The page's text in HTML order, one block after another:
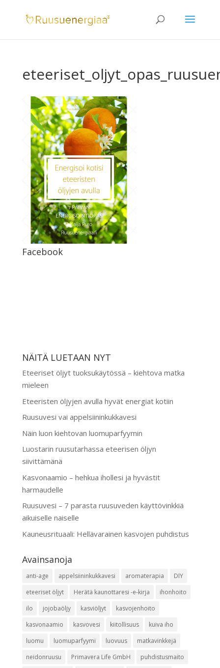
Facebook
NÄITÄ LUETAAN NYT
Eteeriset öljyt tuoksukäytössä – kiehtova matka
mieleen
Eteeristen öljyjen avulla hyvät energiat kotiin
Ruusuvesi vai appelsiininkukkavesi
Näin luon kiehtovan luomuparfyymin
Luostarin ruusutarhassa eteerisen öljyn
siivittämänä
Kasvonaamio – hehkua ihollesi ja hyvästit
harmaudelle
Ruusuvesi – 7 parasta ruusuveden käyttövinkkiä
aikuiselle naiselle
Kauneusrituaali: Hellävarainen kasvojen puhdistus
Avainsanoja
anti-age appelsiininkukkavesi aromaterapia
DIY
eteeriset öljyt
Herätä kaunottaresi -e-kirja
ihonhoito
ilo
jojobaöljy kasviöljyt
kasvojenhoito
kasvonaamio
kasvovesi kiitollisuus
kuiva iho
luomu
luomuparfyymi luovuus
matkavinkkejä
neidonruusu
Primavera Life GmbH
puhdistusmaito